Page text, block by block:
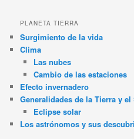
PLANETA TIERRA
Surgimiento de la vida
Clima
Las nubes
Cambio de las estaciones
Efecto invernadero
Generalidades de la Tierra y el
Eclipse solar
Los astrónomos y sus